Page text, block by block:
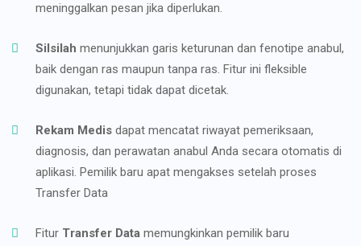
meninggalkan pesan jika diperlukan.
Silsilah menunjukkan garis keturunan dan fenotipe anabul,
baik dengan ras maupun tanpa ras. Fitur ini fleksible
digunakan, tetapi tidak dapat dicetak.
Rekam Medis dapat mencatat riwayat pemeriksaan,
diagnosis, dan perawatan anabul Anda secara otomatis di
aplikasi. Pemilik baru apat mengakses setelah proses
Transfer Data
Fitur Transfer Data memungkinkan pemilik baru